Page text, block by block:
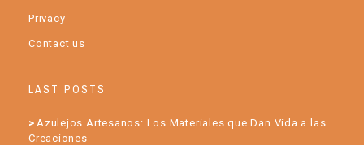
Privacy
Contact us
LAST POSTS
Azulejos Artesanos: Los Materiales que Dan Vida a las
Creaciones